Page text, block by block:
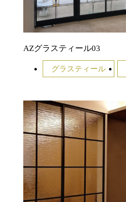
AZグラスティール03
グラスティール